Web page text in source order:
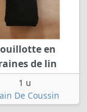
en
de lin
1 u
De Coussin